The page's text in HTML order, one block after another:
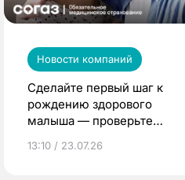
Новости компаний
Сделайте первый шаг к
рождению здорового
малыша — проверьте
по ОМС!
13:10 / 23.07.26